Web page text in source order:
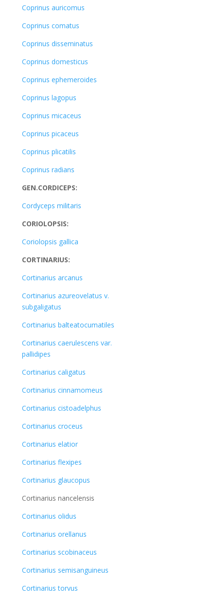
Coprinus auricomus
Coprinus comatus
Coprinus disseminatus
Coprinus domesticus
Coprinus ephemeroides
Coprinus lagopus
Coprinus micaceus
Coprinus picaceus
Coprinus plicatilis
Coprinus radians
GEN.CORDICEPS:
Cordyceps militaris
CORIOLOPSIS:
Coriolopsis gallica
CORTINARIUS:
Cortinarius arcanus
Cortinarius azureovelatus v.
subgaligatus
Cortinarius balteatocumatiles
Cortinarius caerulescens var.
pallidipes
Cortinarius caligatus
Cortinarius cinnamomeus
Cortinarius cistoadelphus
Cortinarius croceus
Cortinarius elatior
Cortinarius flexipes
Cortinarius glaucopus
Cortinarius nancelensis
Cortinarius olidus
Cortinarius orellanus
Cortinarius scobinaceus
Cortinarius semisanguineus
Cortinarius torvus